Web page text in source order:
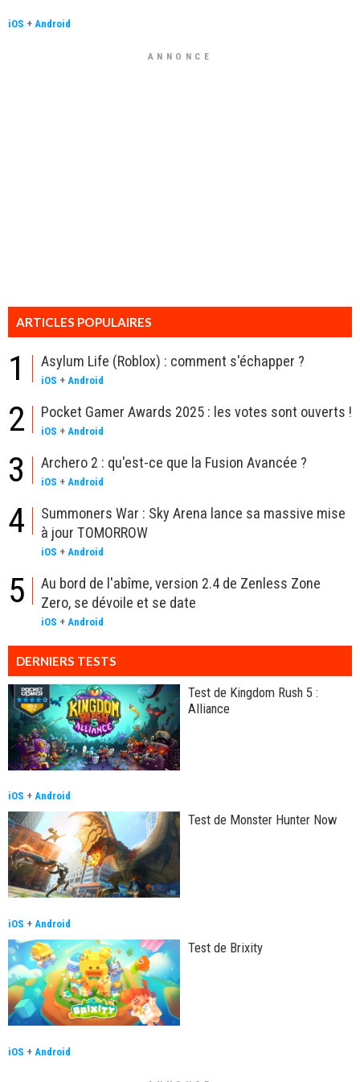
iOS + Android
ANNONCE
ARTICLES POPULAIRES
1 Asylum Life (Roblox) : comment s'échapper ?
iOS + Android
2 Pocket Gamer Awards 2025 : les votes sont ouverts !
iOS + Android
3 Archero 2 : qu'est-ce que la Fusion Avancée ?
iOS + Android
4
Summoners War : Sky Arena lance sa massive mise
à jour TOMORROW
iOS + Android
5
Au bord de l'abîme, version 2.4 de Zenless Zone
Zero, se dévoile et se date
iOS + Android
DERNIERS TESTS
Test de Kingdom Rush 5 :
Alliance
iOS + Android
Test de Monster Hunter Now
iOS + Android
Test de Brixity
iOS + Android